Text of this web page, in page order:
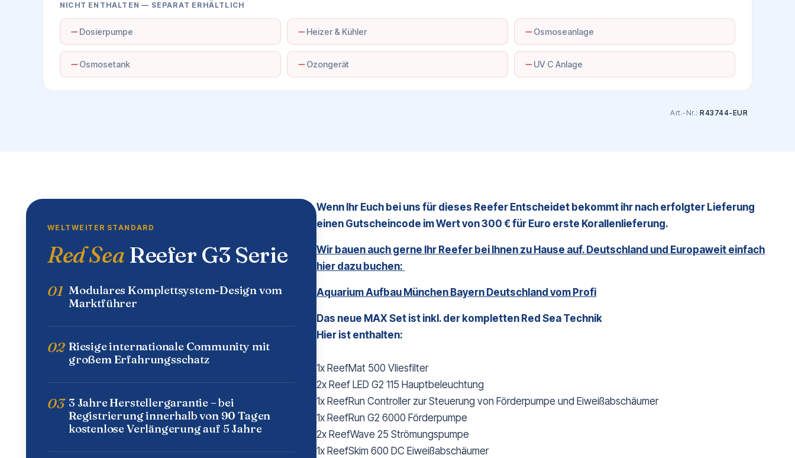
NICHT ENTHALTEN — SEPARAT ERHÄLTLICH
Dosierpumpe Heizer & Kühler Osmoseanlage
Osmosetank Ozongerät UV C Anlage
Art.-Nr.:R43744-EUR
WELTWEITER STANDARD
Red Sea Reefer G3 Serie
01 Modulares Komplettsystem-Design vom
Marktführer
02 Riesige internationale Community mit
großem Erfahrungsschatz
03 3 Jahre Herstellergarantie – bei
Registrierung innerhalb von 90 Tagen
kostenlose Verlängerung auf 5 Jahre
Wenn Ihr Euch bei uns für dieses Reefer Entscheidet bekommt ihr nach erfolgter Lieferung
einen Gutscheincode im Wert von 300 € für Euro erste Korallenlieferung.
Wir bauen auch gerne Ihr Reefer bei Ihnen zu Hause auf. Deutschland und Europaweit einfach
hier dazu buchen:
Aquarium Aufbau München Bayern Deutschland vom Profi
Das neue MAX Set ist inkl. der kompletten Red Sea Technik
Hier ist enthalten:
1x ReefMat 500 Vliesfilter
2x Reef LED G2 115 Hauptbeleuchtung
1x ReefRun Controller zur Steuerung von Förderpumpe und Eiweißabschäumer
1x ReefRun G2 6000 Förderpumpe
2x ReefWave 25 Strömungspumpe
1x ReefSkim 600 DC Eiweißabschäumer